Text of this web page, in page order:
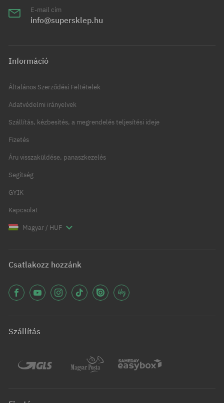
E-mail cím
info@supersklep.hu
Információ
Általános Szerződési Feltételek
Adatvédelmi irányelvek
Szállítás, kézbesítés, a megrendelés teljesítési ideje
Fizetés
Áru visszaküldése, panaszkezelés
Segítség
GYIK
Kapcsolat
Magyar / HUF
Csatlakozz hozzánk
Szállítás